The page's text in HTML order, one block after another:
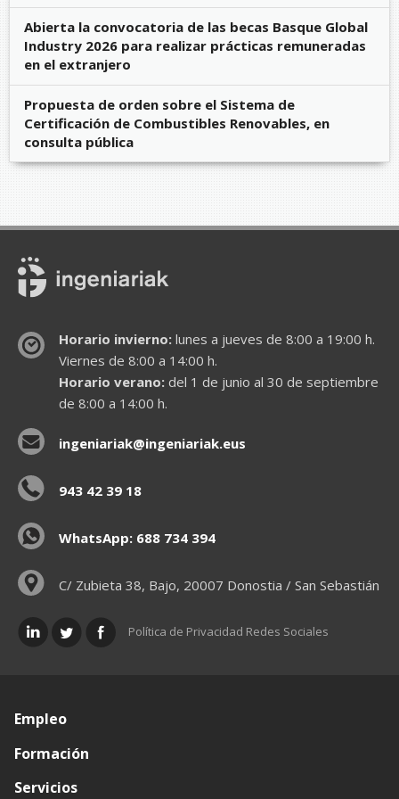
Abierta la convocatoria de las becas Basque Global
Industry 2026 para realizar prácticas remuneradas
en el extranjero
Propuesta de orden sobre el Sistema de
Certificación de Combustibles Renovables, en
consulta pública
Horario invierno:lunes a jueves de 8:00 a 19:00 h.
Viernes de 8:00 a 14:00 h.
Horario verano:del 1 de junio al 30 de septiembre
de 8:00 a 14:00 h.
ingeniariak@ingeniariak.eus
943 42 39 18
WhatsApp: 688 734 394
C/ Zubieta 38, Bajo, 20007 Donostia / San Sebastián
Política de Privacidad Redes Sociales
Empleo
Formación
Servicios